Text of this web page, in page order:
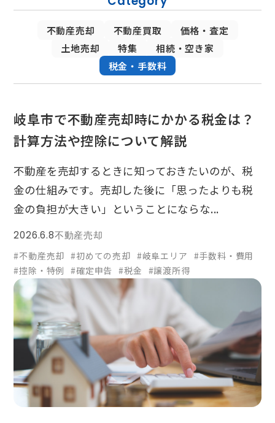
不動産売却 不動産買取
価格・査定
土地売却
特集
相続・空き家
税金・手数料
岐阜市で不動産売却時にかかる税金は？
計算方法や控除について解説
不動産を売却するときに知っておきたいのが、税
金の仕組みです。売却した後に「思ったよりも税
金の負担が大きい」ということにならな...
2026.6.8不動産売却
#不動産売却 #初めての売却 #岐阜エリア #手数料・費用
#控除・特例
#確定申告 #税金 #譲渡所得